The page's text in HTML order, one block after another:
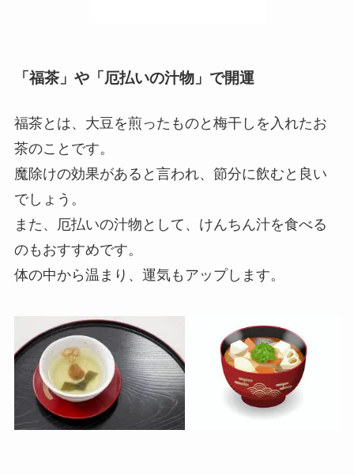
「福茶」や「厄払いの汁物」で開運
福茶とは、大豆を煎ったものと梅干しを入れたお
茶のことです。
魔除けの効果があると言われ、節分に飲むと良い
でしょう。
また、厄払いの汁物として、けんちん汁を食べる
のもおすすめです。
体の中から温まり、運気もアップします。